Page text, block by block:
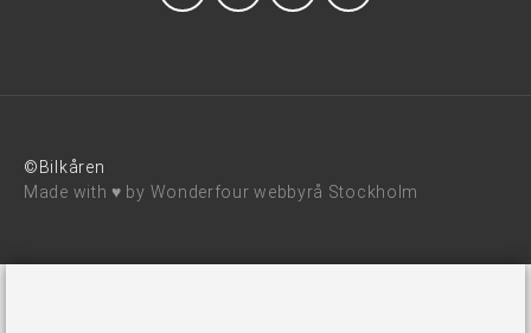
©Bilkåren
Made with ♥ by Wonderfour webbyrå Stockholm